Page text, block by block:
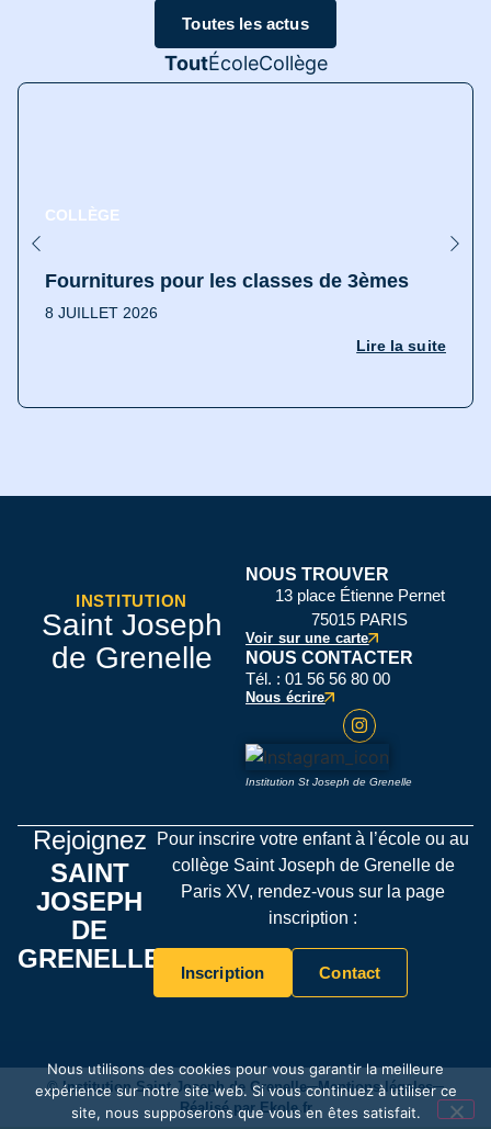
Toutes les actus
ToutÉcoleCollège
COLLÈGE
Fournitures pour les classes de 3èmes
8 JUILLET 2026
Lire la suite
INSTITUTION
Saint Joseph
de Grenelle
NOUS TROUVER
13 place Étienne Pernet
75015 PARIS
Voir sur une carte
NOUS CONTACTER
Tél. : 01 56 56 80 00
Nous écrire
Institution St Joseph de Grenelle
Rejoignez
SAINT
JOSEPH
DE
GRENELLE
Pour inscrire votre enfant à l’école ou au
collège Saint Joseph de Grenelle de
Paris XV, rendez-vous sur la page
inscription :
Inscription Contact
© Institution Saint Joseph de Grenelle
Mentions légales
Réalisé par Ekole.fr
Nous utilisons des cookies pour vous garantir la meilleure
expérience sur notre site web. Si vous continuez à utiliser ce
site, nous supposerons que vous en êtes satisfait.